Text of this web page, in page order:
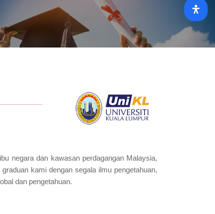
negara dan kawasan perdagangan Malaysia,
kami dengan segala ilmu pengetahuan,
dan pengetahuan.